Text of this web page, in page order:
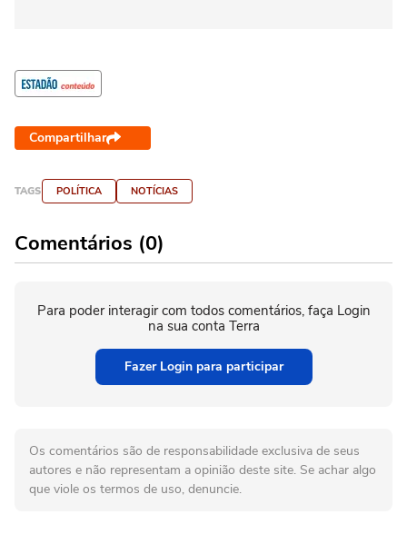
Compartilhar
TAGS POLÍTICA NOTÍCIAS
Comentários (0)
Para poder interagir com todos comentários, faça Login
na sua conta Terra
Fazer Login para participar
Os comentários são de responsabilidade exclusiva de seus
autores e não representam a opinião deste site. Se achar algo
que viole os termos de uso, denuncie.